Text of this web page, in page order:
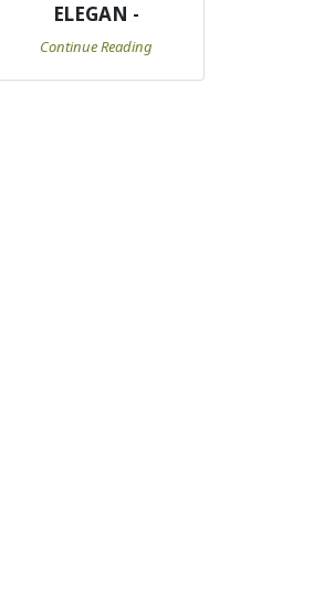
ELEGAN -
Continue Reading